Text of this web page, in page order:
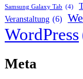
Samsung Galaxy Tab (4)
Veranstaltung (6)
WordPress
Meta